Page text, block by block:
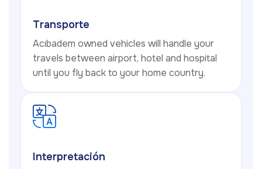
Transporte
Acıbadem owned vehicles will handle your
travels between airport, hotel and hospital
until you fly back to your home country.
Interpretación